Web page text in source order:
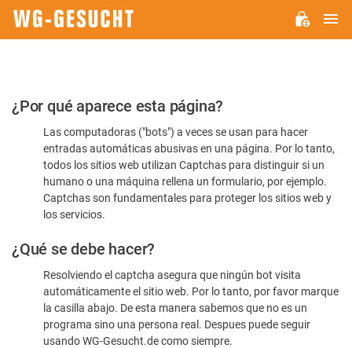
Por
favor,
confirme
humano
¿Por qué aparece esta página?
Las computadoras ("bots") a veces se usan para hacer
entradas automáticas abusivas en una página. Por lo tanto,
todos los sitios web utilizan Captchas para distinguir si un
humano o una máquina rellena un formulario, por ejemplo.
Captchas son fundamentales para proteger los sitios web y
los servicios.
¿Qué se debe hacer?
Resolviendo el captcha asegura que ningún bot visita
automáticamente el sitio web. Por lo tanto, por favor marque
la casilla abajo. De esta manera sabemos que no es un
programa sino una persona real. Despues puede seguir
usando WG-Gesucht.de como siempre.